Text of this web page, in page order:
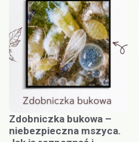
Zdobniczka bukowa –
niebezpieczna mszyca.